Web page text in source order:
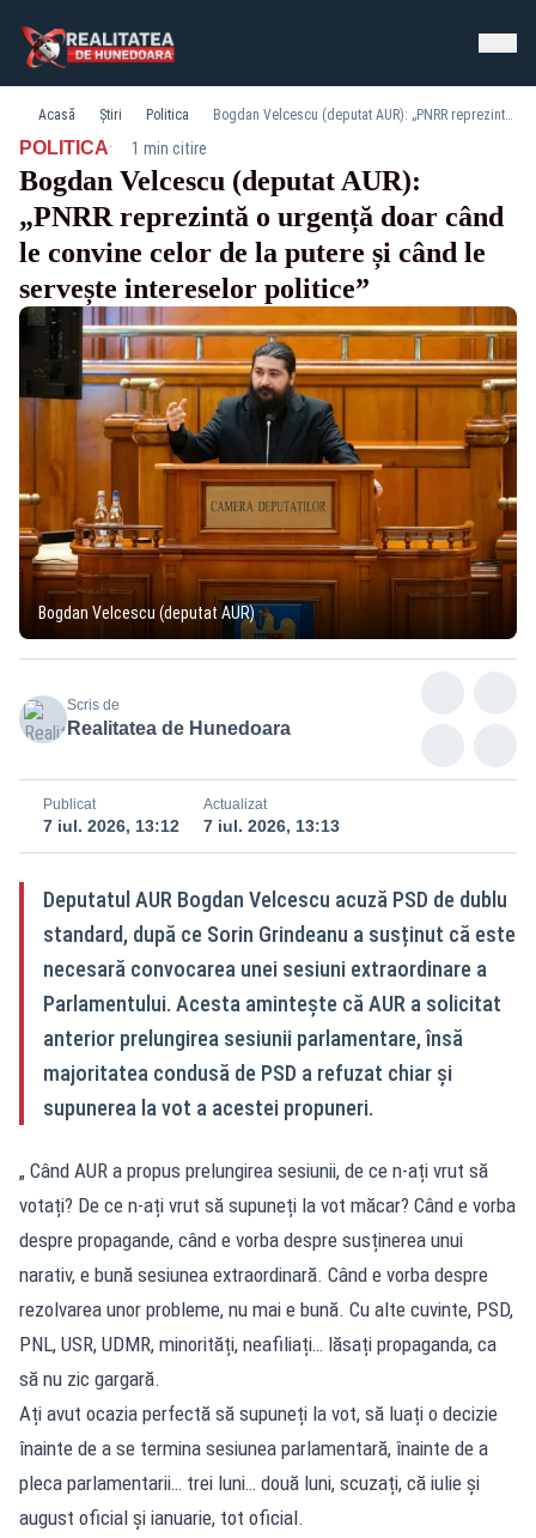
Acasă Știri Politica Bogdan Velcescu (deputat AUR): „PNRR reprezintă o urgență doar când le convine celor de la putere și când le servește intereselor politice”
POLITICA· 1 min citire
Bogdan Velcescu (deputat AUR):
„PNRR reprezintă o urgență doar când
le convine celor de la putere și când le
servește intereselor politice”
Bogdan Velcescu (deputat AUR)
Scris de
Realitatea de Hunedoara
Publicat
7 iul. 2026, 13:12
Actualizat
7 iul. 2026, 13:13
Deputatul AUR Bogdan Velcescu acuză PSD de dublu
standard, după ce Sorin Grindeanu a susținut că este
necesară convocarea unei sesiuni extraordinare a
Parlamentului. Acesta amintește că AUR a solicitat
anterior prelungirea sesiunii parlamentare, însă
majoritatea condusă de PSD a refuzat chiar și
supunerea la vot a acestei propuneri.
„ Când AUR a propus prelungirea sesiunii, de ce n-ați vrut să
votați? De ce n-ați vrut să supuneți la vot măcar? Când e vorba
despre propagande, când e vorba despre susținerea unui
narativ, e bună sesiunea extraordinară. Când e vorba despre
rezolvarea unor probleme, nu mai e bună. Cu alte cuvinte, PSD,
PNL, USR, UDMR, minorități, neafiliați… lăsați propaganda, ca
să nu zic gargară.
Ați avut ocazia perfectă să supuneți la vot, să luați o decizie
înainte de a se termina sesiunea parlamentară, înainte de a
pleca parlamentarii… trei luni… două luni, scuzați, că iulie și
august oficial și ianuarie, tot oficial.